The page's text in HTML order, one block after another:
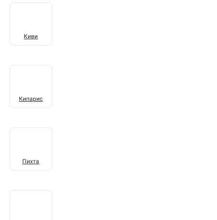
Киви
Кипарис
Пихта